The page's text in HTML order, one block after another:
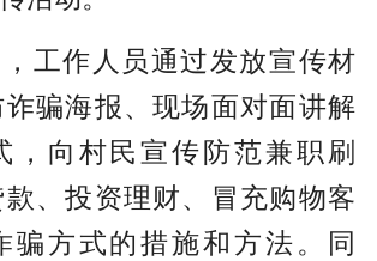
工作人员通过发放宣传材
骗海报、现场面对面讲解
，向村民宣传防范兼职刷
、投资理财、冒充购物客
骗方式的措施和方法。同